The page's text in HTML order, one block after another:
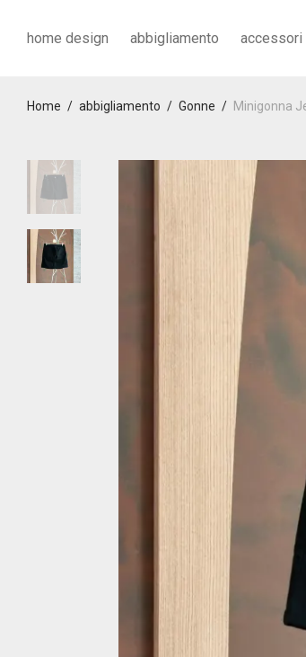
home design abbigliamento accessori
Home / abbigliamento / Gonne / Minigonna